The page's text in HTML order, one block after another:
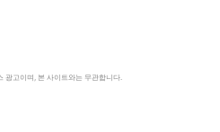
광고이며, 본 사이트와는 무관합니다.